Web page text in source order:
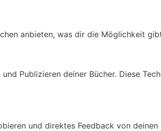
anbieten, was dir die Möglichkeit
Publizieren deiner Bücher. Diese
und direktes Feedback von